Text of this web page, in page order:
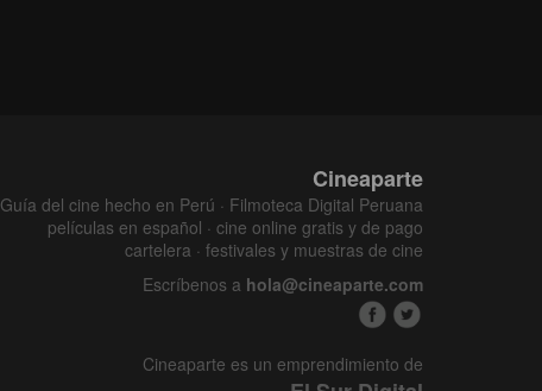
Cineaparte
Guía del cine hecho en Perú · Filmoteca Digital Peruana
películas en español · cine online gratis y de pago
cartelera · festivales y muestras de cine
Escríbenos a hola@cineaparte.com
Cineaparte es un emprendimiento de